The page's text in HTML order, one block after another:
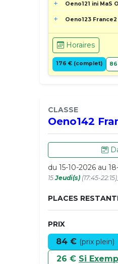
Oeno121 ini MaS
Oeno123 France2
Horaires
176 € (complet)
CLASSE
Oeno142
du 15-10-2026 au
15Jeudi(s) (17:45-22:15)_
PLACES
PRIX
84 € (prix plein)
26 € Si